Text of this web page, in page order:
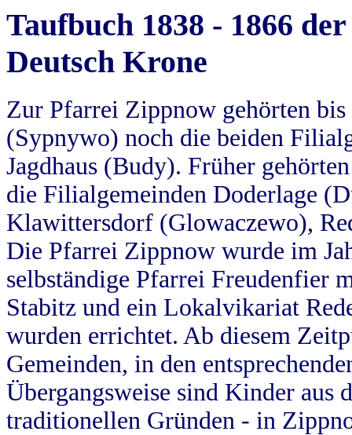
Taufbuch 1838 - 1866
Deutsch Krone
Zur Pfarrei Zippnow gehörten
(Sypnywo) noch die beiden
Jagdhaus (Budy). Früher
die Filialgemeinden Doderlage
Klawittersdorf (Glowaczewo),
Die Pfarrei Zippnow wurde im
selbständige Pfarrei Freudenfier
Stabitz und ein Lokalvikariat
wurden errichtet. Ab diesem
Gemeinden, in den
Übergangsweise sind Kinder aus
traditionellen Gründen - in